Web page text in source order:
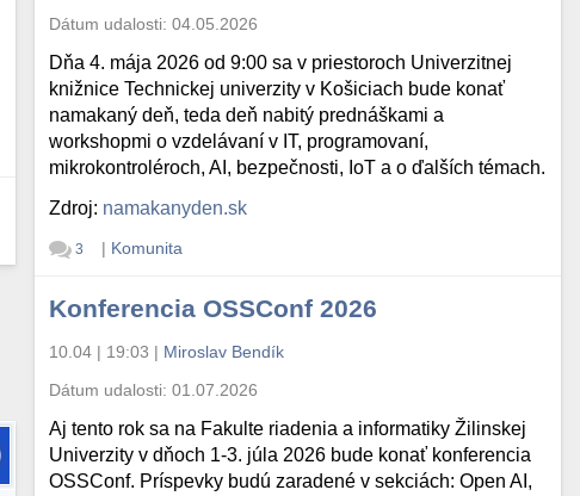
Dátum udalosti:04.05.2026
Dňa 4. mája 2026 od 9:00 sa v priestoroch Univerzitnej
knižnice Technickej univerzity v Košiciach bude konať
namakaný deň, teda deň nabitý prednáškami a
workshopmi o vzdelávaní v IT, programovaní,
mikrokontroléroch, AI, bezpečnosti, IoT a o ďalších témach.
Zdroj: namakanyden.sk
3 | Komunita
Konferencia OSSConf 2026
10.04 | 19:03 | Miroslav Bendík
Dátum udalosti:01.07.2026
Aj tento rok sa na Fakulte riadenia a informatiky Žilinskej
Univerzity v dňoch 1-3. júla 2026 bude konať konferencia
OSSConf. Príspevky budú zaradené v sekciách: Open AI,